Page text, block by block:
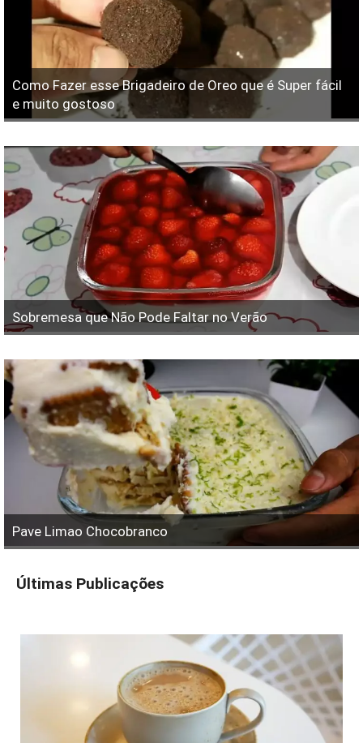
Como Fazer esse Brigadeiro de Oreo que é Super fácil
e muito gostoso
Sobremesa que Não Pode Faltar no Verão
Pave Limao Chocobranco
Últimas Publicações